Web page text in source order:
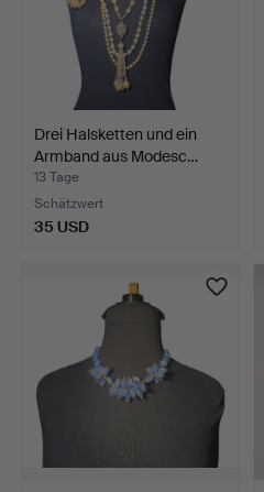
Drei Halsketten und ein
Armband aus Modesc…
13 Tage
Schätzwert
35 USD